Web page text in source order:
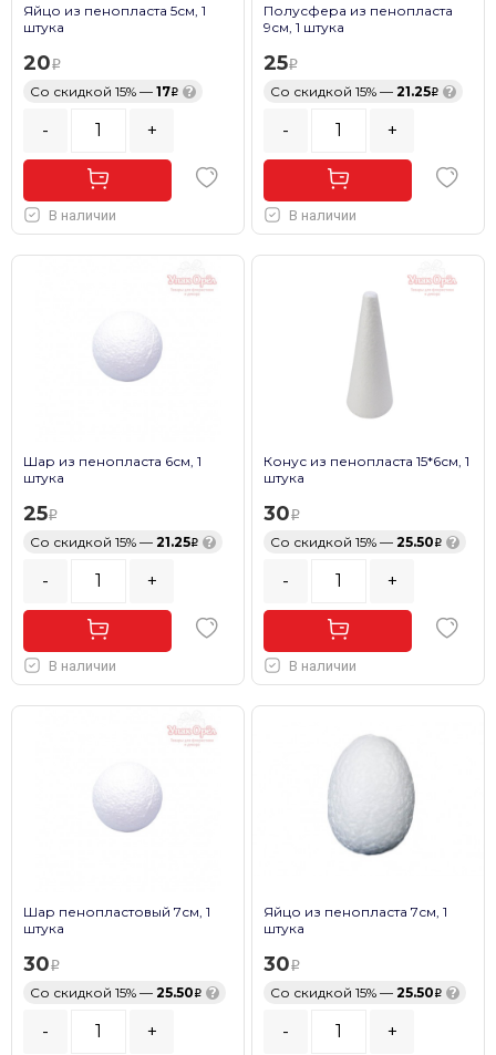
Яйцо из пенопласта 5см, 1
штука
20
Со скидкой 15% — 17 ?
- +
В наличии
Полусфера из пенопласта
9см, 1 штука
25
Со скидкой 15% — 21.25 ?
- +
В наличии
Шар из пенопласта 6см, 1
штука
25
Со скидкой 15% — 21.25 ?
- +
В наличии
Конус из пенопласта 15*6см, 1
штука
30
Со скидкой 15% — 25.50 ?
- +
В наличии
Шар пенопластовый 7см, 1
штука
30
Со скидкой 15% — 25.50 ?
- +
Яйцо из пенопласта 7см, 1
штука
30
Со скидкой 15% — 25.50 ?
- +